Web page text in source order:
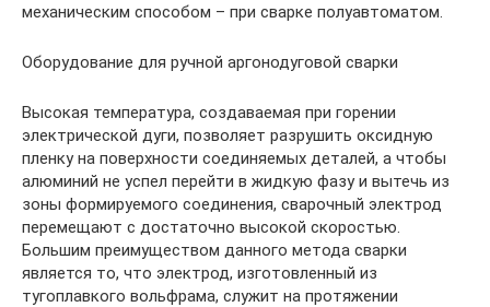
механическим способом – при сварке полуавтоматом.
Оборудование для ручной аргонодуговой сварки
Высокая температура, создаваемая при горении
электрической дуги, позволяет разрушить оксидную
пленку на поверхности соединяемых деталей, а чтобы
алюминий не успел перейти в жидкую фазу и вытечь из
зоны формируемого соединения, сварочный электрод
перемещают с достаточно высокой скоростью.
Большим преимуществом данного метода сварки
является то, что электрод, изготовленный из
тугоплавкого вольфрама, служит на протяжении